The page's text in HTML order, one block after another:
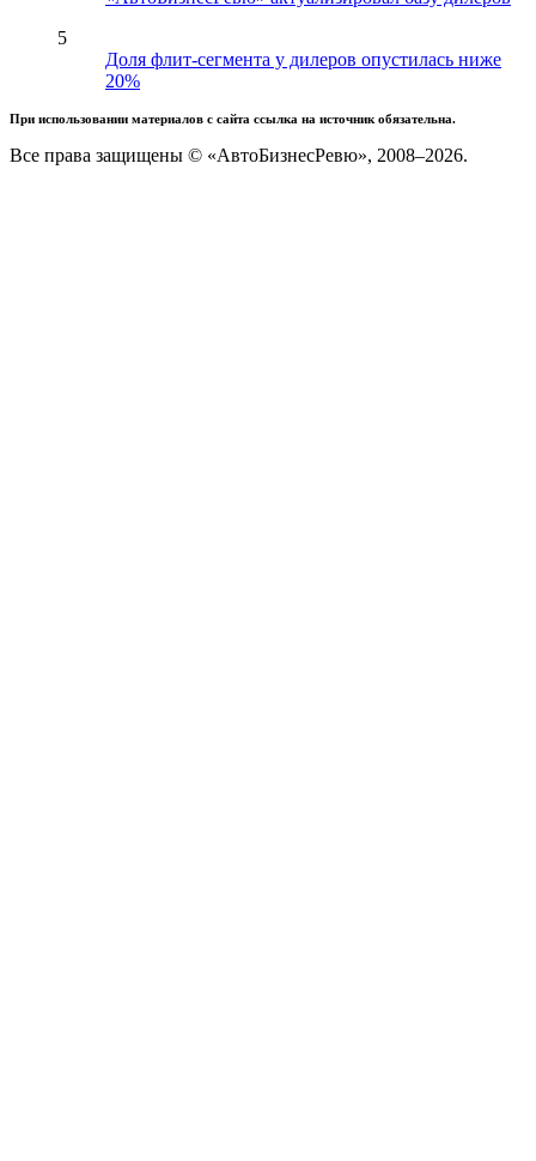
5
Доля флит-сегмента у дилеров опустилась ниже
20%
При использовании материалов с сайта ссылка на источник обязательна.
Все права защищены © «АвтоБизнесРевю», 2008–2026.